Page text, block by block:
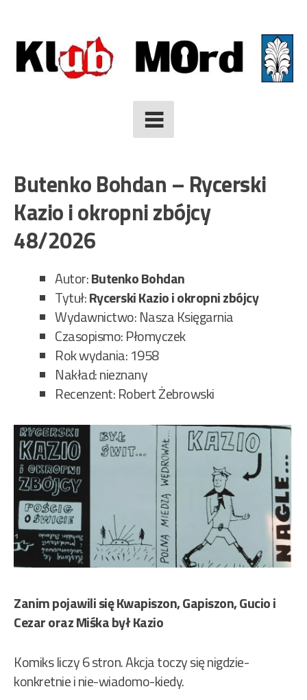
to
content
Butenko Bohdan – Rycerski
Kazio i okropni zbójcy
48/2026
Autor:Butenko Bohdan
Tytuł:Rycerski Kazio i okropni zbójcy
Wydawnictwo: Nasza Księgarnia
Czasopismo: Płomyczek
Rok wydania: 1958
Nakład: nieznany
Recenzent: Robert Żebrowski
Zanim pojawili się Kwapiszon, Gapiszon, Gucio i
Cezar oraz Miśka był Kazio
Komiks liczy 6 stron. Akcja toczy się nigdzie-
konkretnie i nie-wiadomo-kiedy.